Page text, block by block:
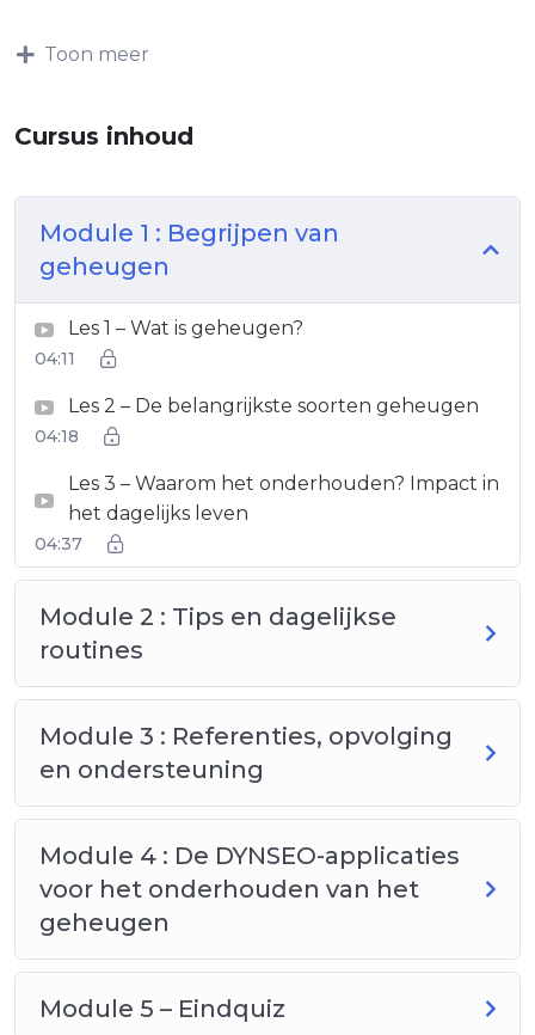
Toon meer
Cursus inhoud
Module 1 : Begrijpen van
geheugen
Les 1 – Wat is geheugen?
04:11
Les 2 – De belangrijkste soorten geheugen
04:18
Les 3 – Waarom het onderhouden? Impact in
het dagelijks leven
04:37
Module 2 : Tips en dagelijkse
routines
Module 3 : Referenties, opvolging
en ondersteuning
Module 4 : De DYNSEO-applicaties
voor het onderhouden van het
geheugen
Module 5 – Eindquiz